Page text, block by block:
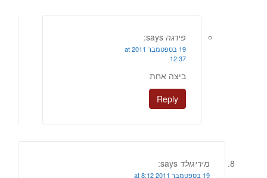
פירגה says:
19 בספטמבר 2011 at
12:37
ביצה אחת
Reply
מיריגולד says:
19 בספטמבר 2011 at 8:12